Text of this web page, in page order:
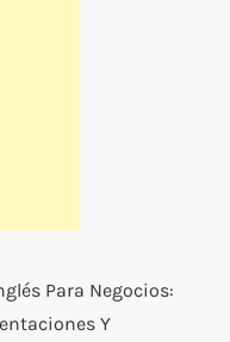
Para Negocios:
Y